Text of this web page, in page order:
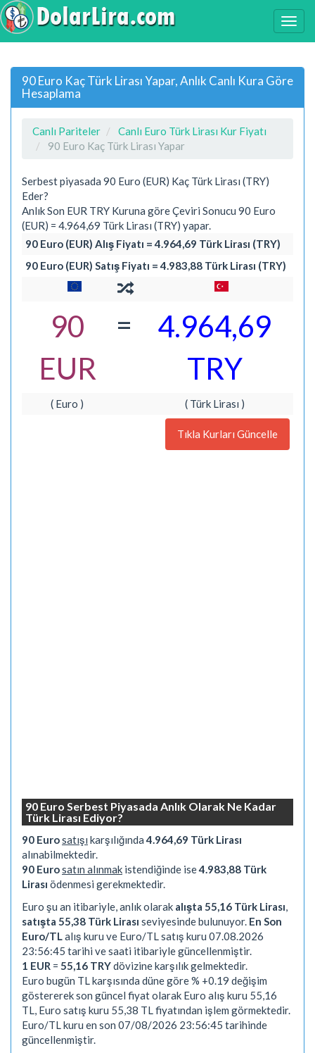
90 Euro Kaç Türk Lirası Yapar, Anlık Canlı Kura Göre
Hesaplama
Canlı Pariteler
Canlı Euro Türk Lirası Kur Fiyatı
90 Euro Kaç Türk Lirası Yapar
Serbest piyasada 90 Euro (EUR) Kaç Türk Lirası (TRY)
Eder?
Anlık Son EUR TRY Kuruna göre Çeviri Sonucu 90 Euro
(EUR) = 4.964,69 Türk Lirası (TRY) yapar.
90 Euro (EUR) Alış Fiyatı = 4.964,69 Türk Lirası (TRY)
90 Euro (EUR) Satış Fiyatı = 4.983,88 Türk Lirası (TRY)
90
EUR
=
4.964,69
TRY
( Euro ) ( Türk Lirası )
Tıkla Kurları Güncelle
90 Euro Serbest Piyasada Anlık Olarak Ne Kadar
Türk Lirası Ediyor?
90 Eurosatışı karşılığında4.964,69 Türk Lirası
alınabilmektedir.
90 Eurosatın alınmak istendiğinde ise4.983,88 Türk
Lirası ödenmesi gerekmektedir.
Euro şu an itibariyle, anlık olarak alışta 55,16 Türk Lirası
satışta 55,38 Türk Lirası seviyesinde bulunuyor. En Son
Euro/TL alış kuru ve Euro/TL satış kuru 07.08.2026
23:56:45 tarihi ve saati itibariyle güncellenmiştir.
1 EUR = 55,16 TRYdövizine karşılık gelmektedir.
Euro bugün TL karşısında düne göre % +0.19 değişim
göstererek son güncel fiyat olarak Euro alış kuru 55,16
TL, Euro satış kuru 55,38 TL fiyatından işlem görmektedir.
Euro/TL kuru en son 07/08/2026 23:56:45 tarihinde
güncellenmiştir.